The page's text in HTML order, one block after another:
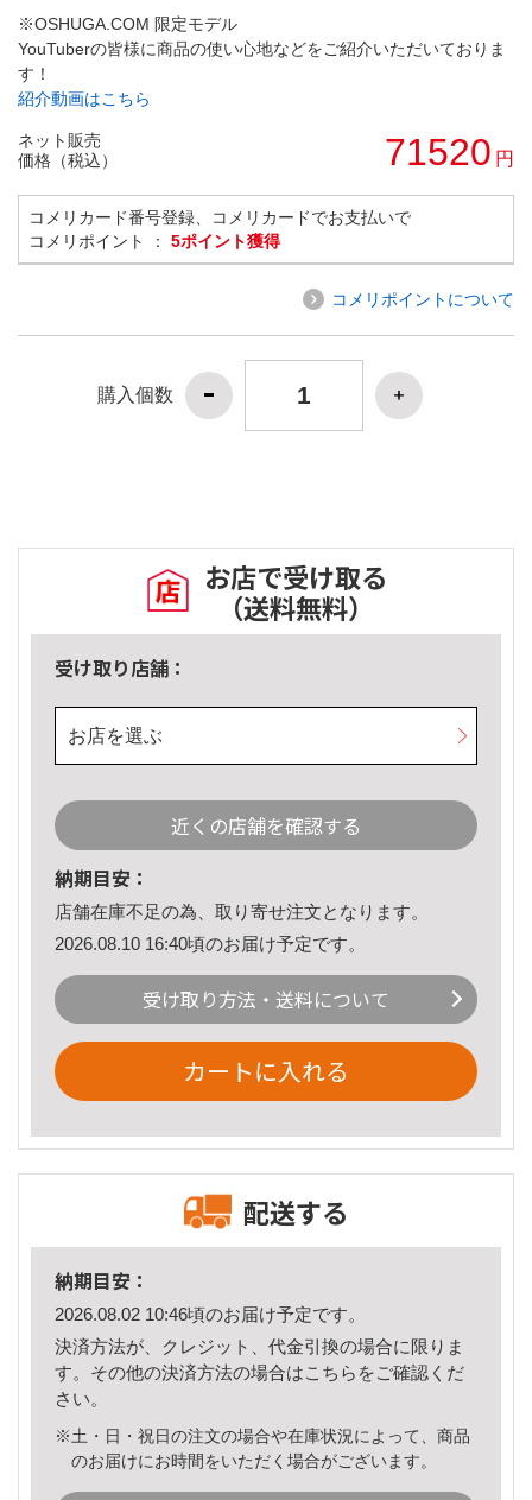
※OSHUGA.COM 限定モデル
YouTuberの皆様に商品の使い心地などをご紹介いただいておりま
す！
紹介動画はこちら
ネット販売
価格（税込）
71520 円
コメリカード番号登録、コメリカードでお支払いで
コメリポイント ： 5ポイント獲得
コメリポイントについて
購入個数
お店で受け取る
（送料無料）
受け取り店舗：
お店を選ぶ
近くの店舗を確認する
納期目安：
店舗在庫不足の為、取り寄せ注文となります。
2026.08.10 16:40頃のお届け予定です。
受け取り方法・送料について
カートに入れる
配送する
納期目安：
2026.08.02 10:46頃のお届け予定です。
決済方法が、クレジット、代金引換の場合に限りま
す。その他の決済方法の場合はこちら をご確認くだ
さい。
※土・日・祝日の注文の場合や在庫状況によって、商品
のお届けにお時間をいただく場合がございます。